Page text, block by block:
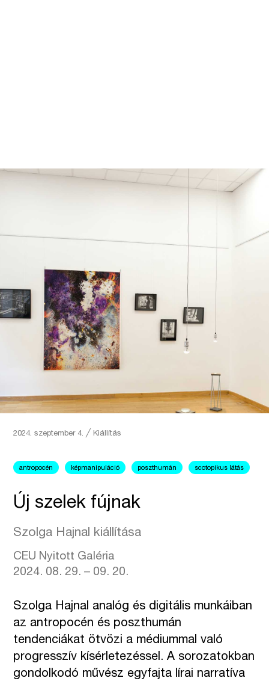
2024. szeptember 4.╱ Kiállítás
antropocén képmanipuláció poszthumán scotopikus látás
Új szelek fújnak
Szolga Hajnal kiállítása
CEU Nyitott Galéria
2024. 08. 29. – 09. 20.
Szolga Hajnal analóg és digitális munkáiban
az antropocén és poszthumán
tendenciákat ötvözi a médiummal való
progresszív kísérletezéssel. A sorozatokban
gondolkodó művész egyfajta lírai narratíva